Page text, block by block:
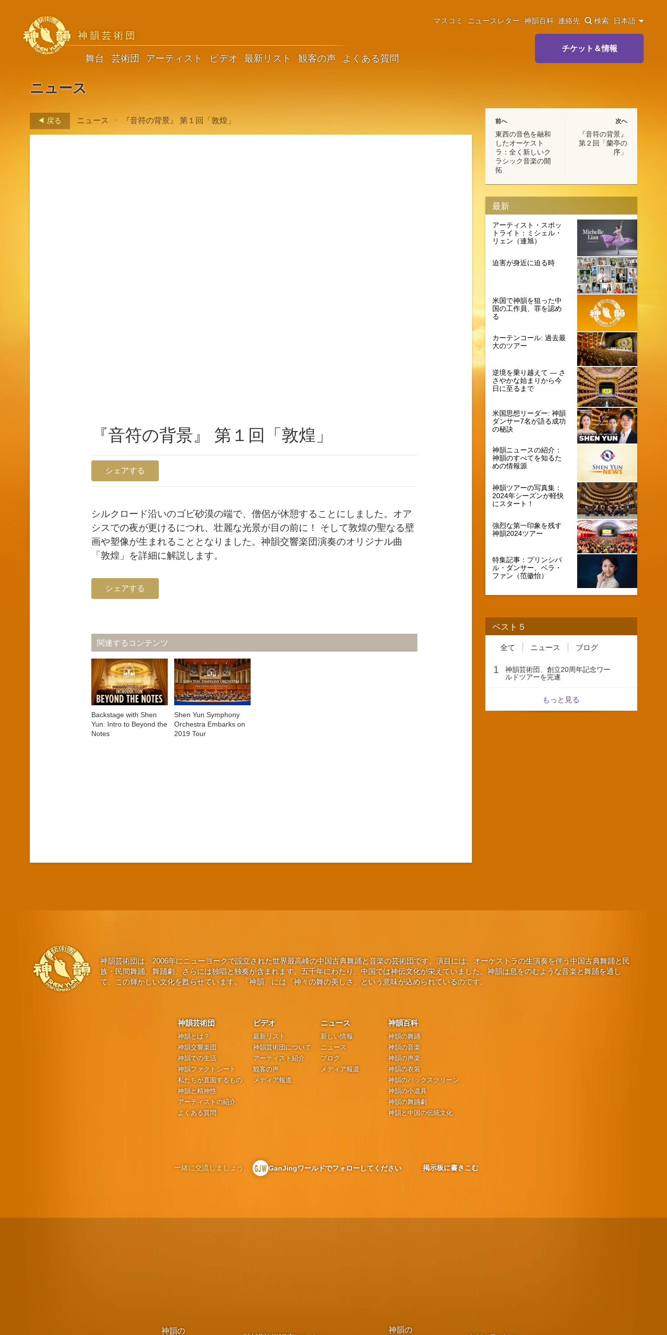
神韻芸術団
舞台 芸術団 アーティスト ビデオ 最新リスト 観客の声 よくある質問
マスコミ ニュースレター 神韻百科 連絡先 検索 日本語
チケット＆情報
ニュース
戻る ニュース > 『音符の背景』 第１回「敦煌」
『音符の背景』 第１回「敦煌」
シェアする
シルクロード沿いのゴビ砂漠の端で、僧侶が休憩することにしました。オア
シスでの夜が更けるにつれ、壮麗な光景が目の前に！ そして敦煌の聖なる壁
画や塑像が生まれることとなりました。神韻交響楽団演奏のオリジナル曲
「敦煌」を詳細に解説します。
シェアする
関連するコンテンツ
Backstage with Shen
Yun: Intro to Beyond the
Notes
Shen Yun Symphony
Orchestra Embarks on
2019 Tour
前へ
東西の音色を融和
したオーケスト
ラ：全く新しいク
ラシック音楽の開
拓
次へ
『音符の背景』
第２回「蘭亭の
序」
最新
アーティスト・スポッ
トライト：ミシェル・
リェン（連旭）
迫害が身近に迫る時
米国で神韻を狙った中
国の工作員、罪を認め
る
カーテンコール: 過去最
大のツアー
逆境を乗り越えて ― さ
さやかな始まりから今
日に至るまで
米国思想リーダー: 神韻
ダンサー7名が語る成功
の秘訣
神韻ニュースの紹介：
神韻のすべてを知るた
めの情報源
神韻ツアーの写真集：
2024年シーズンが軽快
にスタート！
強烈な第一印象を残す
神韻2024ツアー
特集記事：プリンシパ
ル・ダンサー、ベラ・
ファン（范徽怡）
ベスト５
全て ニュース ブログ
1
神韻芸術団、創立20周年記念ワー
ルドツアーを完遂
もっと見る
神韻芸術団は、2006年にニューヨークで設立された世界最高峰の中国古典舞踊と音楽の芸術団です。演目には、オーケストラの生演奏を伴う中国古典舞踊と民
族・民間舞踊、舞踊劇、さらには独唱と独奏が含まれます。五千年にわたり、中国では神伝文化が栄えていました。神韻は息をのむような音楽と舞踊を通し
て、この輝かしい文化を甦らせています。「神韻」には「神々の舞の美しさ」という意味が込められているのです。
神韻芸術団
神韻とは？
神韻交響楽団
神韻での生活
神韻ファクトシート
私たちが直面するもの
神韻と精神性
アーティストの紹介
よくある質問
ビデオ
最新リスト
神韻芸術団について
アーティスト紹介
観客の声
メディア報道
ニュース
新しい情報
ニュース
ブログ
メディア報道
神韻百科
神韻の舞踊
神韻の音楽
神韻の声楽
神韻の衣装
神韻のバックスクリーン
神韻の小道具
神韻の舞踊劇
神韻と中国の伝統文化
一緒に交流しましょう: GanJingワールドでフォローしてください 掲示板に書きこむ
神韻の
神韻の